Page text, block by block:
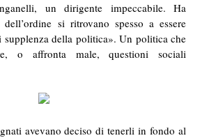
un dirigente impeccabile. Ha
si ritrovano spesso a essere
supplenza della politica». Un politica che
o affronta male, questioni sociali
avevano deciso di tenerli in fondo al